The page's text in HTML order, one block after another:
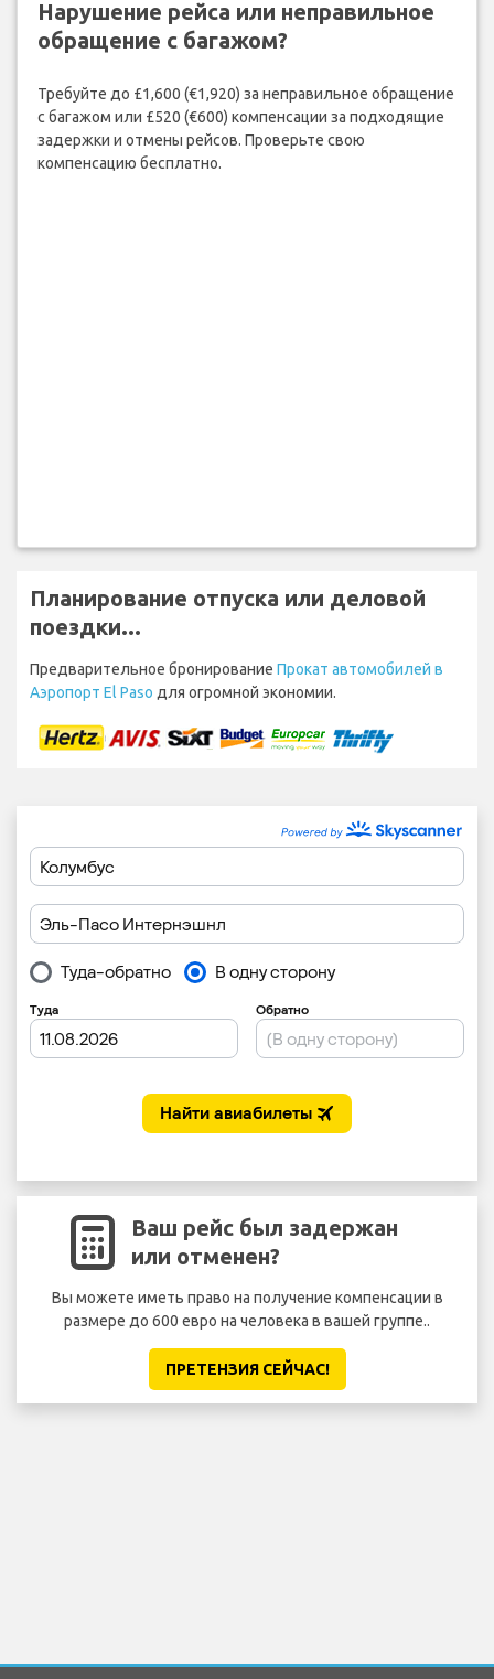
Нарушение рейса или неправильное
обращение с багажом?
Требуйте до £1,600 (€1,920) за неправильное обращение
с багажом или £520 (€600) компенсации за подходящие
задержки и отмены рейсов. Проверьте свою
компенсацию бесплатно.
Планирование отпуска или деловой
поездки...
Предварительное бронирование Прокат автомобилей в
Аэропорт El Paso для огромной экономии.
Ваш рейс был задержан
или отменен?
Вы можете иметь право на получение компенсации в
размере до 600 евро на человека в вашей группе..
ПРЕТЕНЗИЯ CЕЙЧАС!